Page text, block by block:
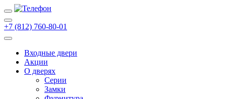
+7 (812) 760-80-01
Входные двери
Акции
О дверях
Cерии
Замки